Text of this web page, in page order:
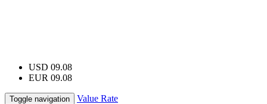
USD 09.08
EUR 09.08
Toggle navigation Value Rate